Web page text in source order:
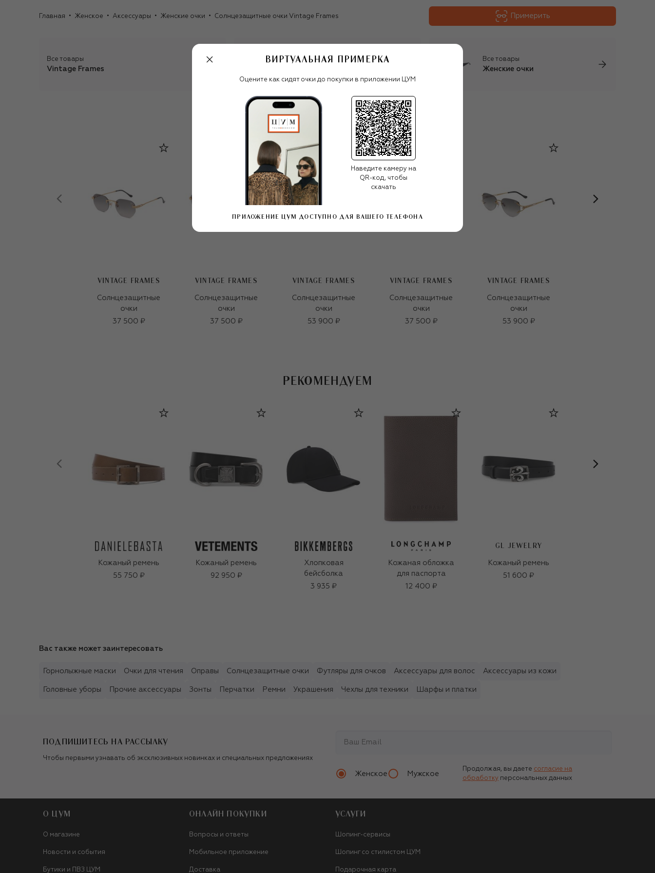
Главная Женское Аксессуары Женские очки Солнцезащитные очки Vintage Frames Примерить
Все товары
Vintage Frames
Все женские очки Все товары
Женские очки
ПОХОЖИЕ МОДЕЛИ
VINTAGE FRAMES
Солнцезащитные
очки
37 500 ₽
VINTAGE FRAMES
Солнцезащитные
очки
37 500 ₽
VINTAGE FRAMES
Солнцезащитные
очки
53 900 ₽
VINTAGE FRAMES
Солнцезащитные
очки
37 500 ₽
VINTAGE FRAMES
Солнцезащитные
очки
53 900 ₽
РЕКОМЕНДУЕМ
Кожаный ремень
55 750 ₽
Кожаный ремень
92 950 ₽
Хлопковая
бейсболка
3 935 ₽
Кожаная обложка
для паспорта
12 400 ₽
GL JEWELRY
Кожаный ремень
51 600 ₽
Вас также может заинтересовать
Горнолыжные маски Очки для чтения Оправы Солнцезащитные очки Футляры для очков Аксессуары для волос Аксессуары из кожи
Головные уборы Прочие аксессуары Зонты Перчатки Ремни Украшения Чехлы для техники Шарфы и платки
ПОДПИШИТЕСЬ НА РАССЫЛКУ
Чтобы первыми узнавать об эксклюзивных новинках и специальных предложениях
Женское Мужское
Продолжая, вы даете согласие на
обработку персональных данных
О ЦУМ
О магазине
Новости и события
Бутики и ПВЗ ЦУМ
ОНЛАЙН ПОКУПКИ
Вопросы и ответы
Мобильное приложение
Доставка
УСЛУГИ
Шопинг-сервисы
Шопинг со стилистом ЦУМ
Подарочная карта
ВИРТУАЛЬНАЯ ПРИМЕРКА
Оцените как сидят очки до покупки в приложении ЦУМ
Наведите камеру на
QR-код, чтобы
скачать
ПРИЛОЖЕНИЕ ЦУМ ДОСТУПНО ДЛЯ ВАШЕГО ТЕЛЕФОНА